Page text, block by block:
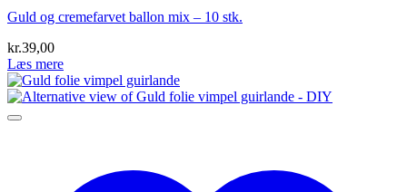
Guld og cremefarvet ballon mix – 10 stk.
kr.39,00
Læs mere